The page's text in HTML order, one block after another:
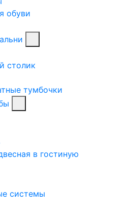
обуви
столик
тумбочки
в гостиную
системы